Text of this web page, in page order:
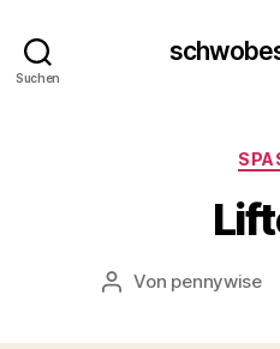
Suchen
Beitragsautor
Von pennywise